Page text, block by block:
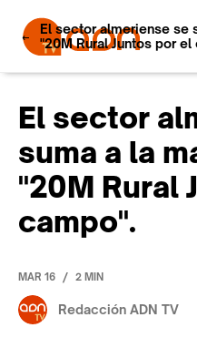
El sector almeriense se
"20M Rural Juntos por el
El sector
suma a la
"20M Rural
campo".
MAR 16 / 2 MIN
Redacción ADN TV